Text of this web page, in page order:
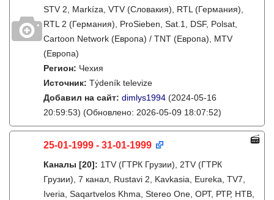
STV 2, Markíza, VTV (Словакия), RTL (Германия),
RTL 2 (Германия), ProSieben, Sat.1, DSF, Polsat,
Cartoon Network (Европа) / TNT (Европа), MTV
(Европа)
Регион: Чехия
Источник: Týdeník televize
Добавил на сайт: dimlys1994 (2024-05-16
20:59:53) (Обновлено: 2026-05-09 18:07:52)
25-01-1999 - 31-01-1999
Каналы [20]: 1TV (ГТРК Грузии), 2TV (ГТРК
Грузии), 7 канал, Rustavi 2, Kavkasia, Eureka, TV7,
Iveria, Saqartvelos Khma, Stereo One, ОРТ, РТР, НТВ,